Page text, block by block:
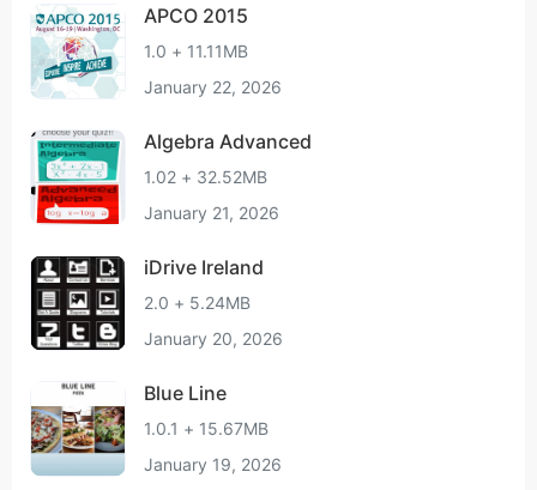
APCO 2015
1.0 + 11.11MB
January 22, 2026
Algebra Advanced
1.02 + 32.52MB
January 21, 2026
iDrive Ireland
2.0 + 5.24MB
January 20, 2026
Blue Line
1.0.1 + 15.67MB
January 19, 2026